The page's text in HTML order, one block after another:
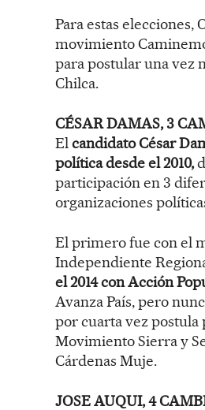
Para estas elecciones,
movimiento
para postular una vez
Chilca.
CÉSAR DAMAS, 3
Elcandidato César
política desde el 2010,
participación en 3
organizaciones
El primero fue con el
Independiente
el 2014 con Acción
Avanza País, pero
por cuarta vez postula
Movimiento Sierra y
Cárdenas Muje.
JOSE AUQUI, 4